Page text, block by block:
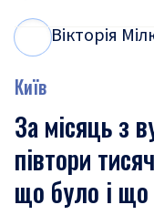
Вікторія
Київ
За місяць з
півтори
що було і що